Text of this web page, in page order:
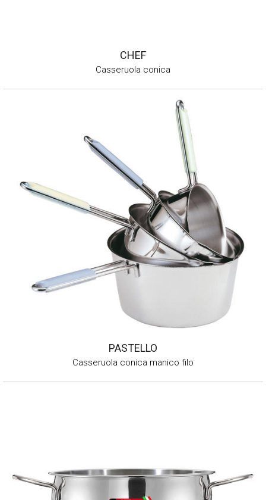
CHEF
Casseruola conica
PASTELLO
Casseruola conica manico filo